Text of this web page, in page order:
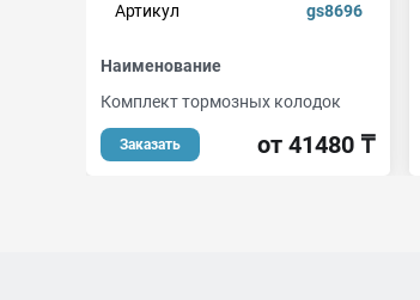
Артикул
gs8696
Наименование
Комплект тормозных колодок
Заказать от 41480 ₸